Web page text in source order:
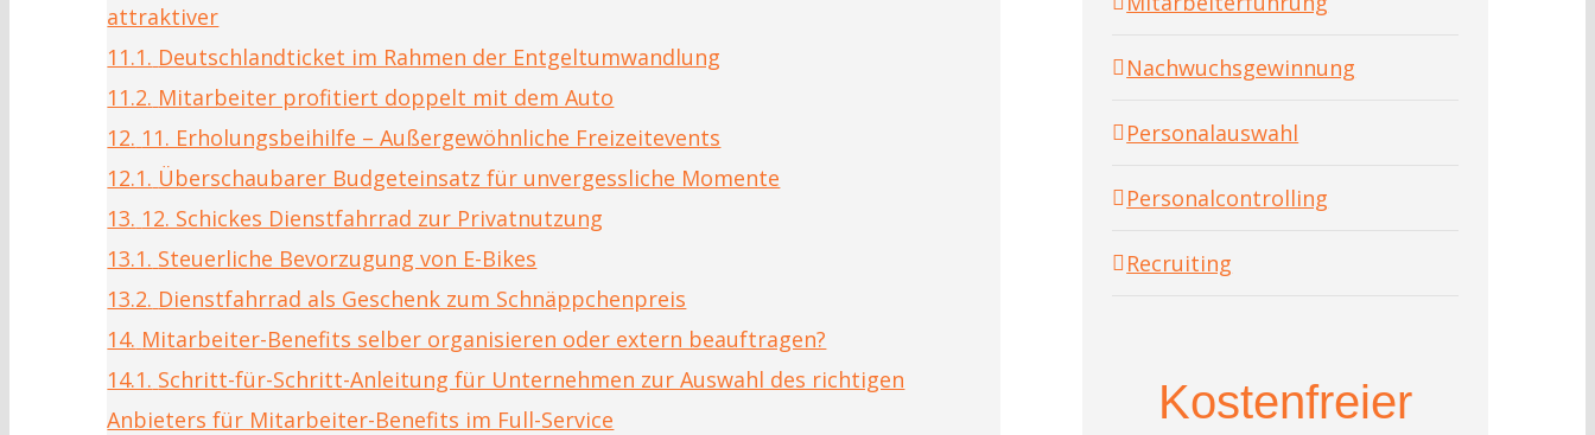
attraktiver
11.1. Deutschlandticket im Rahmen der Entgeltumwandlung
11.2. Mitarbeiter profitiert doppelt mit dem Auto
12. 11. Erholungsbeihilfe – Außergewöhnliche Freizeitevents
12.1. Überschaubarer Budgeteinsatz für unvergessliche Momente
13. 12. Schickes Dienstfahrrad zur Privatnutzung
13.1. Steuerliche Bevorzugung von E-Bikes
13.2. Dienstfahrrad als Geschenk zum Schnäppchenpreis
14. Mitarbeiter-Benefits selber organisieren oder extern beauftragen?
14.1. Schritt-für-Schritt-Anleitung für Unternehmen zur Auswahl des richtigen
Anbieters für Mitarbeiter-Benefits im Full-Service
Nachwuchsgewinnung
Personalauswahl
Personalcontrolling
Recruiting
Kostenfreier